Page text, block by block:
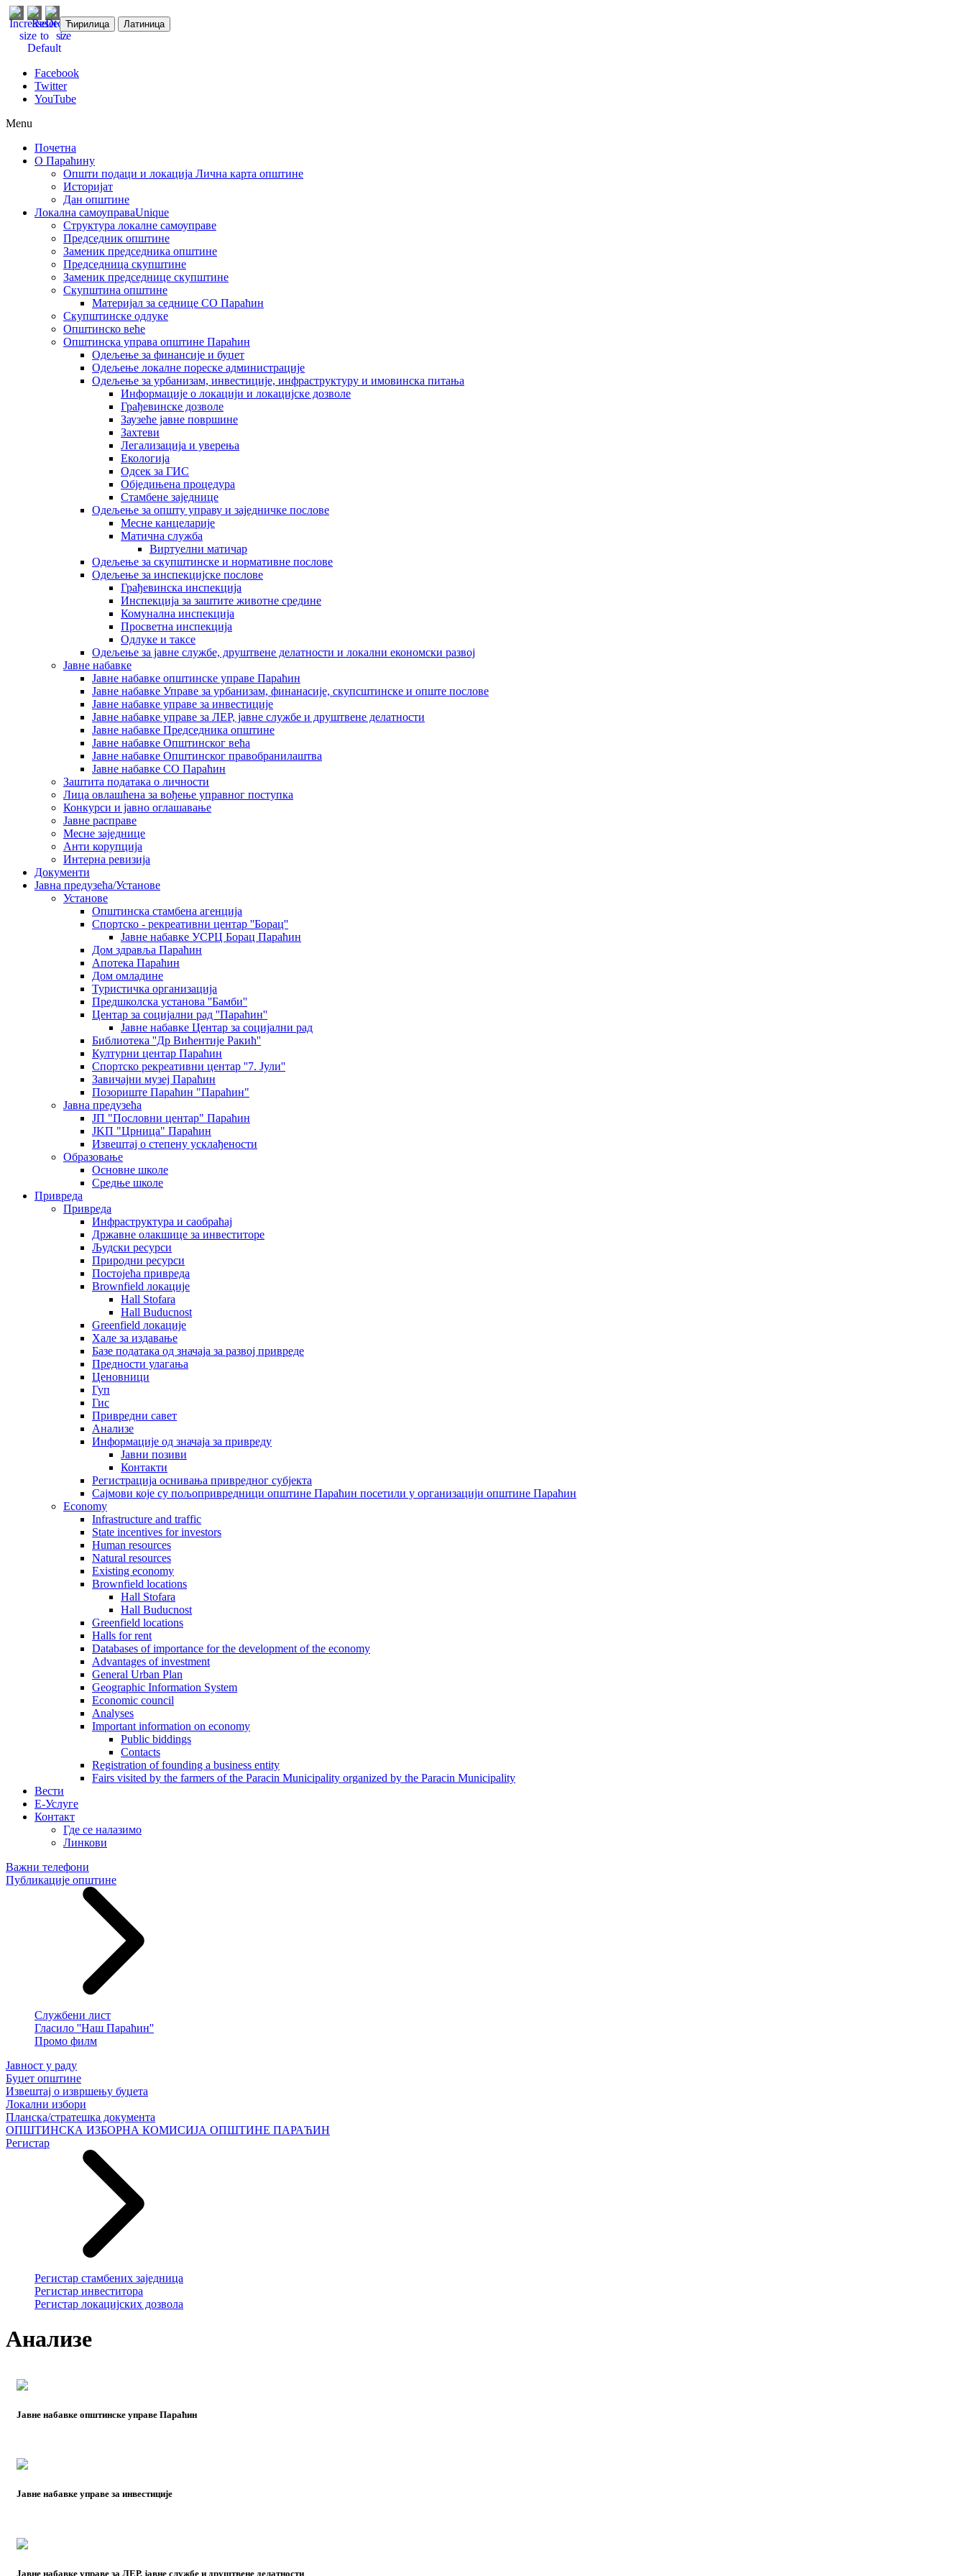
Ћирилица Латиница
Facebook
Twitter
YouTube
Menu
Почетна
О Параћину
Општи подаци и локација Лична карта општине
Историјат
Дан општине
Локална самоуправаUnique
Структура локалне самоуправе
Председник општине
Заменик председника општине
Председница скупштине
Заменик председнице скупштине
Скупштина општине
Материјал за седнице СО Параћин
Скупштинске одлуке
Општинско веће
Општинска управа општине Параћин
Одељење за финансије и буџет
Одељење локалне пореске администрације
Одељење за урбанизам, инвестиције, инфраструктуру и имовинска питања
Информације о локацији и локацијске дозволе
Грађевинске дозволе
Заузеће јавне површине
Захтеви
Легализација и уверења
Екологија
Одсек за ГИС
Обједињена процедура
Стамбене заједнице
Oдељење за општу управу и заједничке послове
Месне канцеларије
Матична служба
Виртуелни матичар
Одељење за скупштинске и нормативне послове
Одељење за инспекцијске послове
Грађевинска инспекција
Инспекција за заштите животне средине
Комунална инспекција
Просветна инспекција
Одлуке и таксе
Одељење за јавне службе, друштвене делатности и локални економски развој
Јавне набавке
Јавне набавке општинске управе Параћин
Јавне набавке Управе за урбанизам, финанасије, скупсштинске и опште послове
Јавне набавке управе за инвестиције
Јавне набавке управе за ЛЕР, јавне службе и друштвене делатности
Јавне набавке Председника општине
Јавне набавке Општинског већа
Јавне набавке Општинског правобранилаштва
Јавне набавке СО Параћин
Заштита података о личности
Лица овлашћена за вођење управног поступка
Конкурси и јавно оглашавање
Јавне расправе
Месне заједнице
Анти корупција
Интерна ревизија
Документи
Јавна предузећа/Установе
Установе
Општинскa стамбенa агенцијa
Спортско - рекреативни центар ''Борац''
Јавне набавке УСРЦ Борац Параћин
Дом здравља Параћин
Апотека Параћин
Дом омладине
Туристичка организација
Предшколска установа ''Бамби''
Центар за социјални рад ''Параћин''
Јавне набавке Центар за социјални рад
Библиотека ''Др Вићентије Ракић''
Културни центар Параћин
Спортско рекреативни центар ''7. Јули''
Завичајни музеј Параћин
Позориште Параћин "Параћин"
Јавна предузећа
ЈП "Пословни центар" Параћин
ЈKП "Црница" Параћин
Извештај о степену усклађености
Образовање
Основне школе
Средње школе
Привреда
Привреда
Инфраструктура и саобраћај
Државне олакшице за инвеститоре
Људски ресурси
Природни ресурси
Постојећа привреда
Brownfield локације
Hall Stofara
Hall Buducnost
Greenfield локације
Хале за издавање
Базе података од значаја за развој привреде
Предности улагања
Ценовници
Гуп
Гис
Привредни савет
Aнализе
Информације од значаја за привреду
Јавни позиви
Контакти
Регистрација оснивања привредног субјекта
Сајмови које су пољопривредници општине Параћин посетили у организацији општине Параћин
Economy
Infrastructure and traffic
State incentives for investors
Human resources
Natural resources
Existing economy
Brownfield locations
Hall Stofara
Hall Buducnost
Greenfield locations
Halls for rent
Databases of importance for the development of the economy
Advantages of investment
General Urban Plan
Geographic Information System
Еconomic council
Analyses
Important information on economy
Public biddings
Contacts
Registration of founding a business entity
Fairs visited by the farmers of the Paracin Municipality organized by the Paracin Municipality
Вести
E-Услуге
Контакт
Где се налазимо
Линкови
Важни телефони
Публикације општине
Службени лист
Гласило ''Наш Параћин''
Промо филм
Јавност у раду
Буџет општине
Извештај о извршењу буџета
Локални избори
Планска/стратешка документа
ОПШТИНСКА ИЗБОРНА КОМИСИЈА ОПШТИНЕ ПАРАЋИН
Регистар
Регистар стамбених заједница
Регистар инвеститора
Регистар локацијских дозвола
Aнализе
Јавне набавке општинске управе Параћин
Јавне набавке управе за инвестиције
Јавне набавке управе за ЛЕР, јавне службе и друштвене делатности